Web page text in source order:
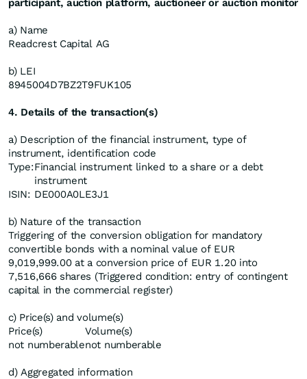
participant, auction platform, auctioneer or auction monitor
a) Name
Readcrest Capital AG
b) LEI
8945004D7BZ2T9FUK105
4. Details of the transaction(s)
a) Description of the financial instrument, type of
instrument, identification code
Type:Financial instrument linked to a share or a debt
instrument
ISIN: DE000A0LE3J1
b) Nature of the transaction
Triggering of the conversion obligation for mandatory
convertible bonds with a nominal value of EUR
9,019,999.00 at a conversion price of EUR 1.20 into
7,516,666 shares (Triggered condition: entry of contingent
capital in the commercial register)
c) Price(s) and volume(s)
Price(s)
Volume(s)
not numberablenot numberable
d) Aggregated information